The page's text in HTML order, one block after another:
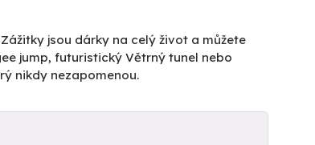
jsou dárky na celý život a můžete
jump, futuristický Větrný tunel nebo
nikdy nezapomenou.